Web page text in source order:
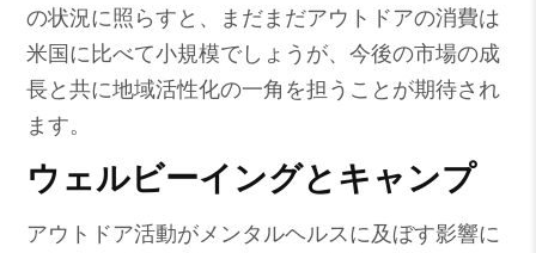
の状況に照らすと、まだまだアウトドアの消費は
米国に比べて小規模でしょうが、今後の市場の成
長と共に地域活性化の一角を担うことが期待され
ます。
ウェルビーイングとキャンプ
アウトドア活動がメンタルヘルスに及ぼす影響に